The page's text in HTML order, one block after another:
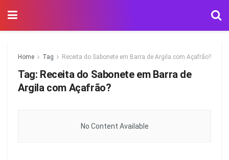
Home Tag Receita do Sabonete em Barra de Argila com Açafrão?
Tag: Receita do Sabonete em Barra de
Argila com Açafrão?
No Content Available